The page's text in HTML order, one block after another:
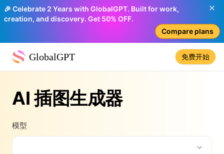
🎉 Celebrate 2 Years with GlobalGPT. Built for work,
creation, and discovery. Get 50% OFF.
Compare plans
GlobalGPT 免费开始
AI 插图生成器
模型